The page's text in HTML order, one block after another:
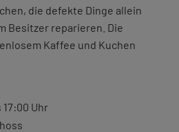
die defekte Dinge allein
Besitzer reparieren. Die
Kaffee und Kuchen
17:00 Uhr